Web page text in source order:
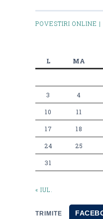
POVESTIRI ONLINE
L MA
3 4
10 11
17 18
24 25
31
« IUL.
TRIMITE